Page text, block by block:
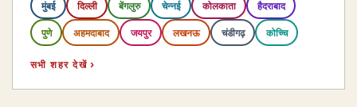
मुंबई दिल्ली बेंगलुरु चेन्नई कोलकाता हैदराबाद
पुणे अहमदाबाद जयपुर लखनऊ चंडीगढ़ कोच्चि
सभी शहर देखें ›